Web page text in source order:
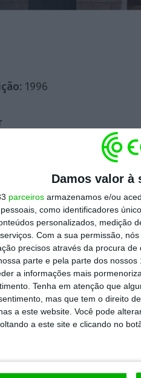
Damos valor à
parceiros armazenamos e/ou
como identificadores
personalizados, medição
Com a sua permissão,
precisos através da procura
parte e pela parte dos
a informações mais
Tenha em atenção que
mas que tem o direito
a este website. Você pode
a este site e clicando no
1996
Vitorino
Martins
Público